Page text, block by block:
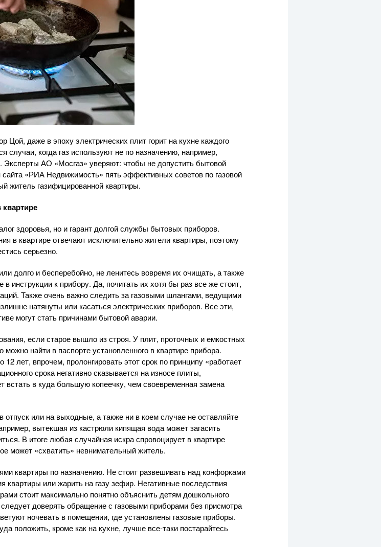
Цой, даже в эпоху электрических плит горит на кухне каждого
случаи, когда газ используют не по назначению, например,
Эксперты АО «Мосгаз» уверяют: чтобы не допустить бытовой
сайта «РИА Недвижимость» пять эффективных советов по газовой
житель газифицированной квартиры.
здоровья, но и гарант долгой службы бытовых приборов.
в квартире отвечают исключительно жители квартиры, поэтому
серьезно.
долго и бесперебойно, не ленитесь вовремя их очищать, а также
инструкции к прибору. Да, почитать их хотя бы раз все же стоит,
Также очень важно следить за газовыми шлангами, ведущими
натянуты или касаться электрических приборов. Все эти,
могут стать причинами бытовой аварии.
если старое вышло из строя. У плит, проточных и емкостных
можно найти в паспорте установленного в квартире прибора.
лет, впрочем, пролонгировать этот срок по принципу «работает
срока негативно сказывается на износе плиты,
встать в куда большую копеечку, чем своевременная замена
отпуск или на выходные, а также ни в коем случае не оставляйте
вытекшая из кастрюли кипящая вода может загасить
В итоге любая случайная искра спровоцирует в квартире
может «схватить» невнимательный житель.
квартиры по назначению. Не стоит развешивать над конфорками
квартиры или жарить на газу зефир. Негативные последствия
стоит максимально понятно объяснить детям дошкольного
доверять обращение с газовыми приборами без присмотра
ночевать в помещении, где установлены газовые приборы.
положить, кроме как на кухне, лучше все-таки постарайтесь